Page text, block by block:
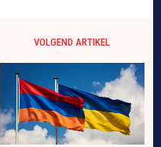
VOLGEND ARTIKEL